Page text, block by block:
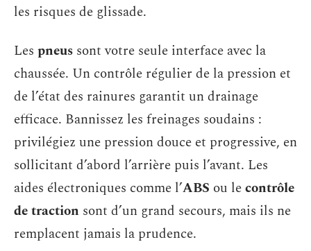
les risques de glissade.
Les pneus sont votre seule interface avec la
chaussée. Un contrôle régulier de la pression et
de l’état des rainures garantit un drainage
efficace. Bannissez les freinages soudains :
privilégiez une pression douce et progressive, en
sollicitant d’abord l’arrière puis l’avant. Les
aides électroniques comme l’ABS ou lecontrôle
de traction sont d’un grand secours, mais ils ne
remplacent jamais la prudence.